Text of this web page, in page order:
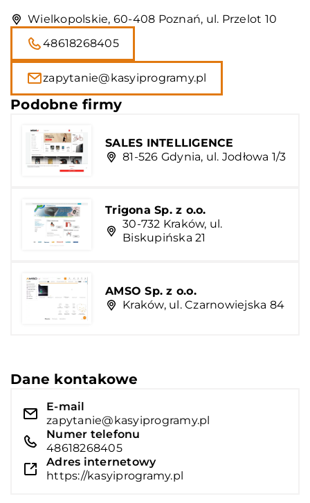
Wielkopolskie, 60-408 Poznań, ul. Przelot 10
48618268405
zapytanie@kasyiprogramy.pl
Podobne firmy
SALES INTELLIGENCE
81-526 Gdynia, ul. Jodłowa 1/3
Trigona Sp. z o.o.
30-732 Kraków, ul.
Biskupińska 21
AMSO Sp. z o.o.
Kraków, ul. Czarnowiejska 84
Dane kontakowe
E-mail
zapytanie@kasyiprogramy.pl
Numer telefonu
48618268405
Adres internetowy
https://kasyiprogramy.pl